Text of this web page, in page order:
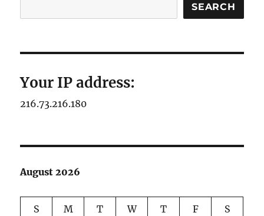
SEARCH
Your IP address:
216.73.216.180
August 2026
S M T W T F S